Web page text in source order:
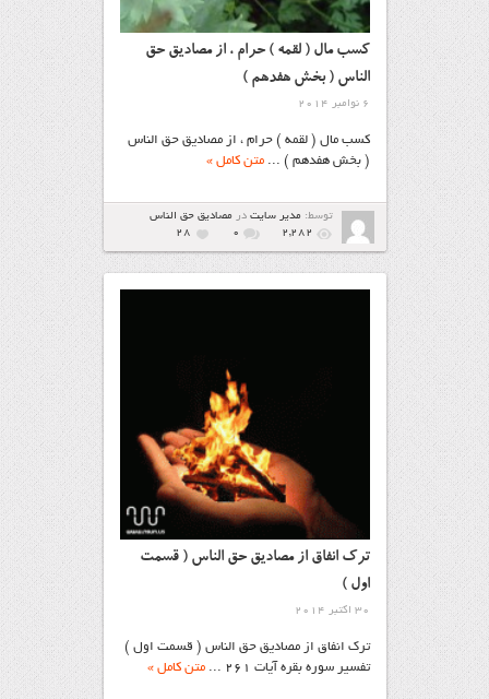
کسب مال ( لقمه ) حرام ، از مصادیق حق
الناس ( بخش هفدهم )
6 نوامبر 2014
کسب مال ( لقمه ) حرام ، از مصادیق حق الناس
( بخش هفدهم ) ...متن کامل »
توسط: مدیر سایتدر مصاديق حق الناس
2,282
۰ 28
ترک انفاق از مصادیق حق الناس ( قسمت
اول )
30 اکتبر 2014
ترک انفاق از مصادیق حق الناس ( قسمت اول )
تفسیر سوره بقره آیات ۲۶۱ ...
متن کامل »